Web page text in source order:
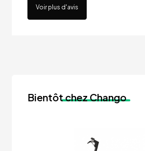
Voir plus d'avis
Bientôtchez Chango